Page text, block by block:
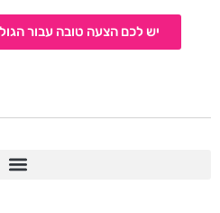
יש לכם הצעה טובה עבור